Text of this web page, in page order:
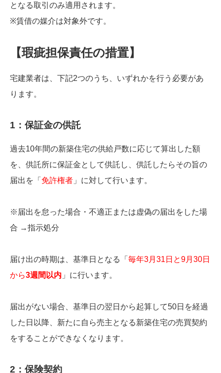
となる取引のみ適用されます。
※賃借の媒介は対象外です。
【瑕疵担保責任の措置】
宅建業者は、下記2つのうち、いずれかを行う必要があ
ります。
1：保証金の供託
過去10年間の新築住宅の供給戸数に応じて算出した額
を、供託所に保証金として供託し、供託したらその旨の
届出を「 免許権者 」に対して行います。
※届出を怠った場合・不適正または虚偽の届出をした場
合 →指示処分
届け出の時期は、基準日となる「 毎年3月31日と9月30日
から3週間以内 」に行います。
届出がない場合、基準日の翌日から起算して50日を経過
した日以降、新たに自ら売主となる新築住宅の売買契約
をすることができなくなります。
2：保険契約